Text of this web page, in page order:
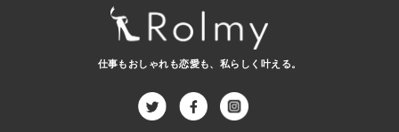
仕事もおしゃれも恋愛も、 私らしく叶える。